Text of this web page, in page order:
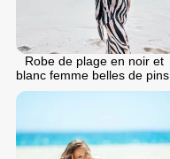
Robe de plage en noir et
blanc femme belles de pins